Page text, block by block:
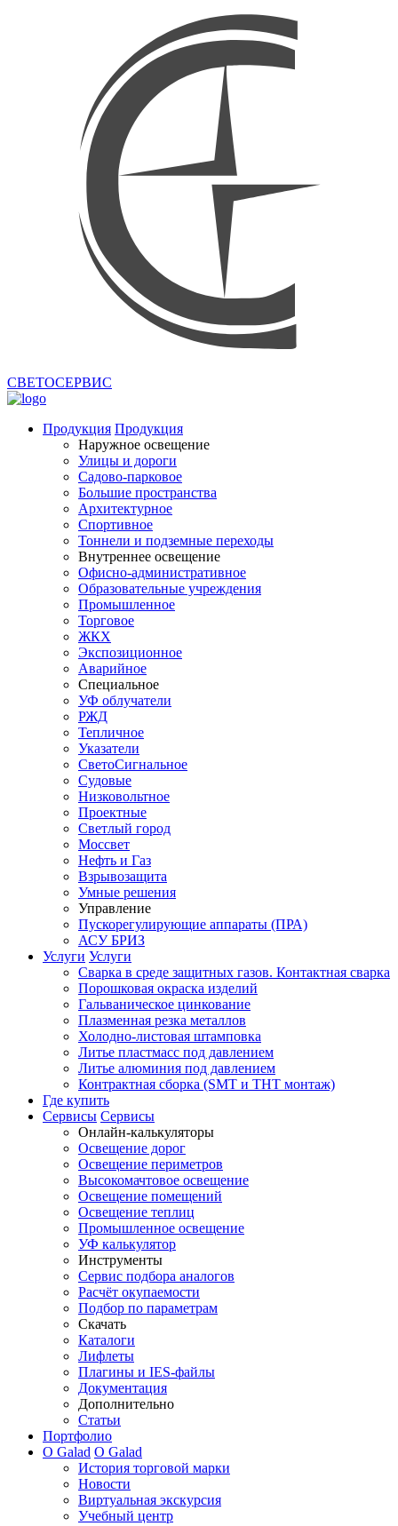
СВЕТОСЕРВИС
Продукция Продукция
Наружное освещение
Улицы и дороги
Садово-парковое
Большие пространства
Архитектурное
Спортивное
Тоннели и подземные переходы
Внутреннее освещение
Офисно-административное
Образовательные учреждения
Промышленное
Торговое
ЖКХ
Экспозиционное
Аварийное
Специальное
УФ облучатели
РЖД
Тепличное
Указатели
СветоСигнальное
Судовые
Низковольтное
Проектные
Светлый город
Моссвет
Нефть и Газ
Взрывозащита
Умные решения
Управление
Пускорегулирующие аппараты (ПРА)
АСУ БРИЗ
Услуги Услуги
Сварка в среде защитных газов. Контактная сварка
Порошковая окраска изделий
Гальваническое цинкование
Плазменная резка металлов
Холодно-листовая штамповка
Литье пластмасс под давлением
Литье алюминия под давлением
Контрактная сборка (SMT и THT монтаж)
Где купить
Сервисы Сервисы
Онлайн-калькуляторы
Освещение дорог
Освещение периметров
Высокомачтовое освещение
Освещение помещений
Освещение теплиц
Промышленное освещение
УФ калькулятор
Инструменты
Сервис подбора аналогов
Расчёт окупаемости
Подбор по параметрам
Скачать
Каталоги
Лифлеты
Плагины и IES-файлы
Документация
Дополнительно
Статьи
Портфолио
О Galad О Galad
История торговой марки
Новости
Виртуальная экскурсия
Учебный центр